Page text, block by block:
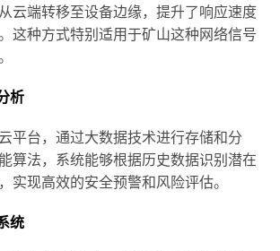
云端转移至设备边缘，提升了响应速度
这种方式特别适用于矿山这种网络信号
析
平台，通过大数据技术进行存储和分
算法，系统能够根据历史数据识别潜在
实现高效的安全预警和风险评估。
统